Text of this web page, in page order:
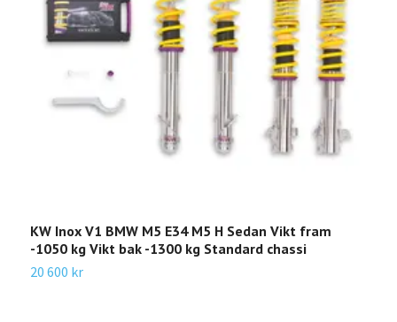
KW Inox V1 BMW M5 E34 M5 H Sedan Vikt fram
-1050 kg Vikt bak -1300 kg Standard chassi
20 600 kr